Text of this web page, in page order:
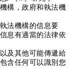
構，政府和執法機
法機構的信息要
息有適當的法律依
及其他可能傳遞給
含任何可以識別您